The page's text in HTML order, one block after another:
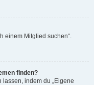
einem Mitglied suchen“.
finden?
indem du „Eigene